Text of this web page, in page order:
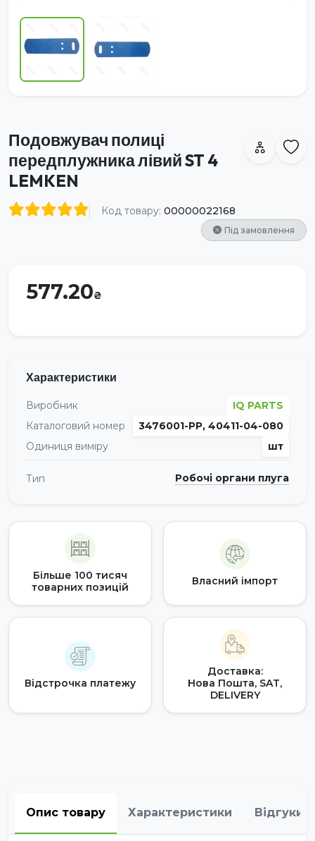
Подовжувач полиці
передплужника лівий ST 4
LEMKEN
Код товару: 00000022168
Під замовлення
577.20
Характеристики
Виробник
IQ PARTS
Каталоговий номер
3476001-PP, 40411-04-080
Одиниця виміру
шт
Тип Робочі органи плуга
Більше 100 тисяч
товарних позицій
Власний імпорт
Відстрочка платежу
Доставка:
Нова Пошта, SAT,
DELIVERY
Опис товару Характеристики Відгуки